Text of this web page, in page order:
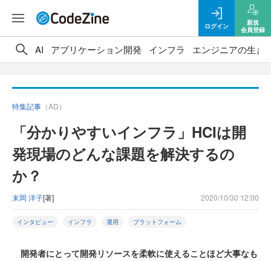
ログイン
新規
会員登録
AI アプリケーション開発 インフラ エンジニアの生き
特集記事 （AD）
「分かりやすいインフラ」HCIは開
発現場のどんな課題を解決するの
か？
末岡 洋子[著] 2020/10/30 12:00
インタビュー インフラ 運用 プラットフォーム
開発者にとって開発リソースを柔軟に使えることほど大事なも